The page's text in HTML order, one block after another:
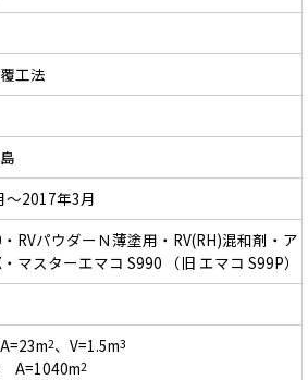
工法
～2017年3月
RVパウダーＮ薄塗用・RV(RH)混和剤・ア
マスターエマコ S990 （旧 エマコ S99P）
2、V=1.5m3
A=1040m2